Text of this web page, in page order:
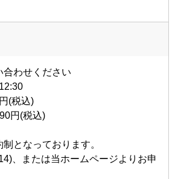
合わせください
(税込)
円(税込)
となっております。
、または当ホームページよりお申